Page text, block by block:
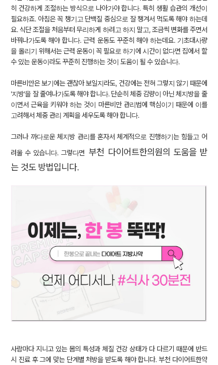
히 건강하게 조절하는 방식으로 나아가야 합니다. 특히 생활 습관의 개선이
필요하죠. 아침은 꼭 챙기고 단백질 중심으로 잘 챙겨서 먹도록 해야 하는데
요. 식단 조절을 처음부터 무리하게 하려고 하지 말고, 조금씩 변화를 주면서
바꿔나가도록 해야 합니다. 근력 운동도 꾸준히 해야 하는데요. 기초대사량
을 올리기 위해서는 근력 운동이 꼭 필요로 하기에 시간이 없다면 집에서 할
수 있는 운동이라도 꾸준히 진행하는 것이 도움이 될 수 있습니다.
마른비만은 보기에는 괜찮아 보일지라도, 건강에는 전혀 그렇지 않기 때문에
'지방'을 잘 줄여나가도록 해야 합니다. 단순히 체중 감량이 아닌 체지방을 줄
이면서 근육을 키워야 하는 것이 마른비만 관리법에 핵심이기 때문에 이를
고려해서 체중 관리 계획을 세우도록 해야 합니다.
그러나 까다로운 체지방 관리를 혼자서 체계적으로 진행하기는 힘들고 어
려울 수 있습니다. 그렇다면 부천 다이어트한의원의 도움을 받
는 것도 방법입니다.
사람마다 지니고 있는 몸의 특성과 체질 건강 상태가 다 다르기 때문에 반드
시 진료 후 그에 맞는 단계별 처방을 받도록 해야 합니다. 부천 다이어트한약